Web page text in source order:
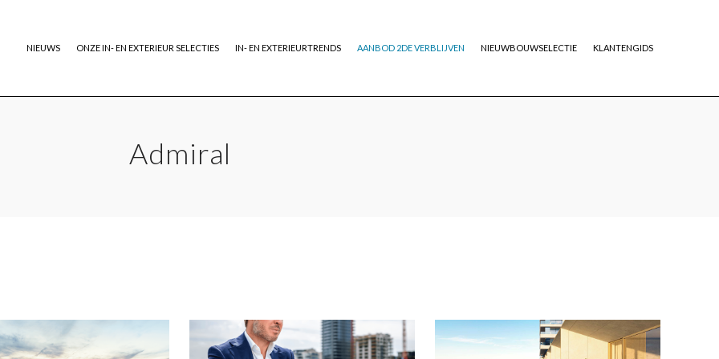
NIEUWS ONZE IN- EN EXTERIEUR SELECTIES IN- EN EXTERIEURTRENDS AANBOD 2DE VERBLIJVEN NIEUWBOUWSELECTIE KLANTENGIDS
Admiral